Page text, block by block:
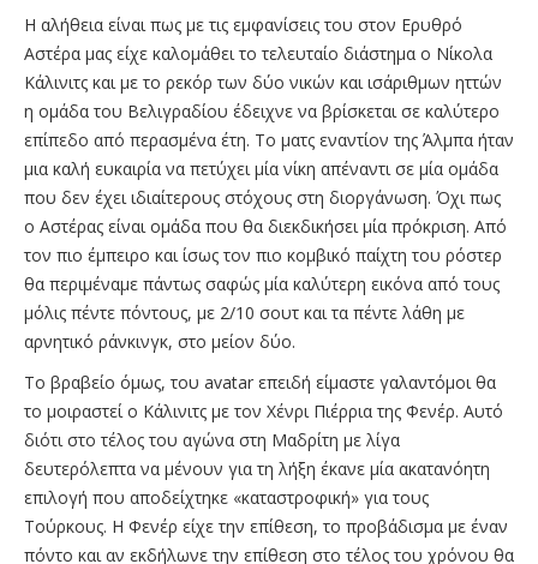
Η αλήθεια είναι πως με τις εμφανίσεις του στον Ερυθρό
Αστέρα μας είχε καλομάθει το τελευταίο διάστημα ο Νίκολα
Κάλινιτς και με το ρεκόρ των δύο νικών και ισάριθμων ηττών
η ομάδα του Βελιγραδίου έδειχνε να βρίσκεται σε καλύτερο
επίπεδο από περασμένα έτη. Το ματς εναντίον της Άλμπα ήταν
μια καλή ευκαιρία να πετύχει μία νίκη απέναντι σε μία ομάδα
που δεν έχει ιδιαίτερους στόχους στη διοργάνωση. Όχι πως
ο Αστέρας είναι ομάδα που θα διεκδικήσει μία πρόκριση. Από
τον πιο έμπειρο και ίσως τον πιο κομβικό παίχτη του ρόστερ
θα περιμέναμε πάντως σαφώς μία καλύτερη εικόνα από τους
μόλις πέντε πόντους, με 2/10 σουτ και τα πέντε λάθη με
αρνητικό ράνκινγκ, στο μείον δύο.
To βραβείο όμως, του avatar επειδή είμαστε γαλαντόμοι θα
το μοιραστεί ο Κάλινιτς με τον Χένρι Πιέρρια της Φενέρ. Αυτό
διότι στο τέλος του αγώνα στη Μαδρίτη με λίγα
δευτερόλεπτα να μένουν για τη λήξη έκανε μία ακατανόητη
επιλογή που αποδείχτηκε «καταστροφική» για τους
Τούρκους. Η Φενέρ είχε την επίθεση, το προβάδισμα με έναν
πόντο και αν εκδήλωνε την επίθεση στο τέλος του χρόνου θα